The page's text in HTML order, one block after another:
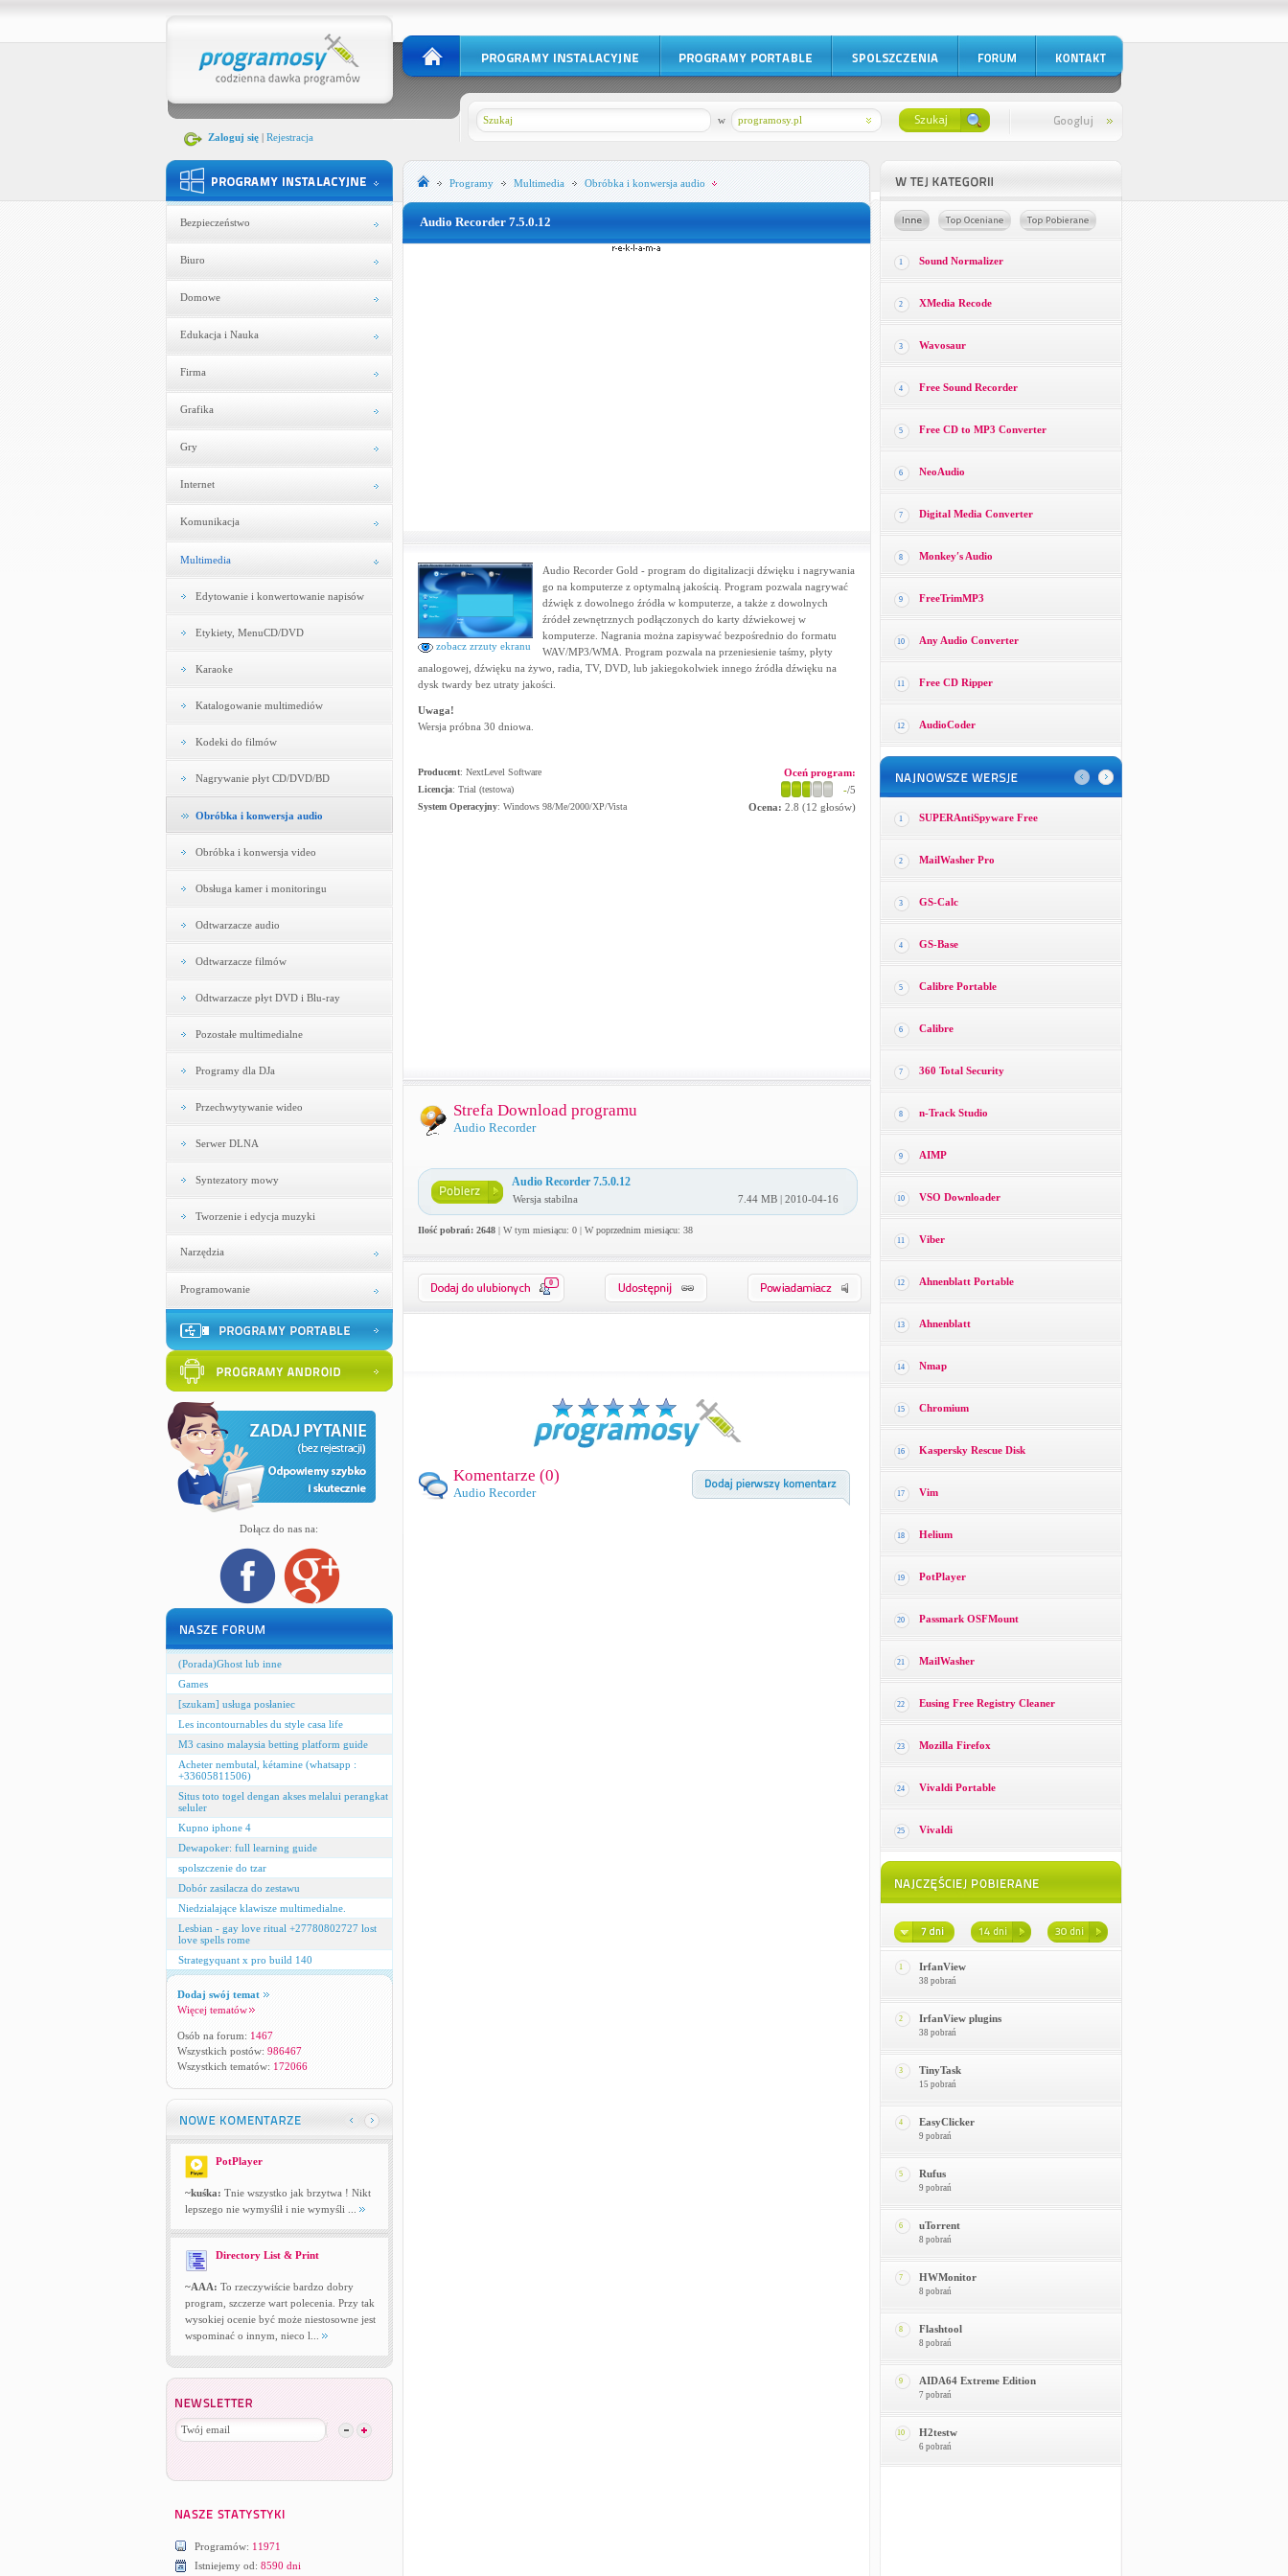
Zaloguj się| Rejestracja
programosy.pl
w
Bezpieczeństwo
Biuro
Domowe
Edukacja i Nauka
Firma
Grafika
Gry
Internet
Komunikacja
Multimedia
Edytowanie i konwertowanie napisów
Etykiety, MenuCD/DVD
Karaoke
Katalogowanie multimediów
Kodeki do filmów
Nagrywanie płyt CD/DVD/BD
Obróbka i konwersja audio
Obróbka i konwersja video
Obsługa kamer i monitoringu
Odtwarzacze audio
Odtwarzacze filmów
Odtwarzacze płyt DVD i Blu-ray
Pozostałe multimedialne
Programy dla DJa
Przechwytywanie wideo
Serwer DLNA
Syntezatory mowy
Tworzenie i edycja muzyki
Narzędzia
Programowanie
Dołącz do nas na:
(Porada)Ghost lub inne
Games
[szukam] usługa posłaniec
Les incontournables du style casa life
M3 casino malaysia betting platform guide
Acheter nembutal, kétamine (whatsapp :
+33605811506)
Situs toto togel dengan akses melalui perangkat
seluler
Kupno iphone 4
Dewapoker: full learning guide
spolszczenie do tzar
Dobór zasilacza do zestawu
Niedzialające klawisze multimedialne.
Lesbian - gay love ritual +27780802727 lost
love spells rome
Strategyquant x pro build 140
Dodaj swój temat
Więcej tematów
Osób na forum: 1467
Wszystkich postów: 986467
Wszystkich tematów: 172066
PotPlayer
~kuśka: Tnie wszystko jak brzytwa ! Nikt
lepszego nie wymyślił i nie wymyśli ...
Directory List & Print
~AAA: To rzeczywiście bardzo dobry
program, szczerze wart polecenia. Przy tak
wysokiej ocenie być może niestosowne jest
wspominać o innym, nieco l...
Programów: 11971
Istniejemy od: 8590 dni
Programy Multimedia Obróbka i konwersja audio
Audio Recorder 7.5.0.12
zobacz zrzuty ekranu
Audio Recorder Gold - program do digitalizacji dźwięku i nagrywania
go na komputerze z optymalną jakością. Program pozwala nagrywać
dźwięk z dowolnego źródła w komputerze, a także z dowolnych
źródeł zewnętrznych podłączonych do karty dźwiekowej w
komputerze. Nagrania można zapisywać bezpośrednio do formatu
WAV/MP3/WMA. Program pozwala na przeniesienie taśmy, płyty
analogowej, dźwięku na żywo, radia, TV, DVD, lub jakiegokolwiek innego źródła dźwięku na
dysk twardy bez utraty jakości.
Uwaga!
Wersja próbna 30 dniowa.
Producent: NextLevel Software
Licencja: Trial (testowa)
System Operacyjny: Windows 98/Me/2000/XP/Vista
Oceń program:
-/5
Ocena: 2.8 (12 głosów)
Strefa Download programu
Audio Recorder
Audio Recorder 7.5.0.12
Wersja stabilna 7.44 MB | 2010-04-16
Ilość pobrań: 2648| W tym miesiącu: 0 | W poprzednim miesiącu: 38
0
Komentarze (0)
Audio Recorder
1 Sound Normalizer
2 XMedia Recode
3 Wavosaur
4 Free Sound Recorder
5 Free CD to MP3 Converter
6 NeoAudio
7 Digital Media Converter
8 Monkey′s Audio
9 FreeTrimMP3
10 Any Audio Converter
11 Free CD Ripper
12 AudioCoder
1 SUPERAntiSpyware Free
2 MailWasher Pro
3 GS-Calc
4 GS-Base
5 Calibre Portable
6 Calibre
7 360 Total Security
8 n-Track Studio
9 AIMP
10 VSO Downloader
11 Viber
12 Ahnenblatt Portable
13 Ahnenblatt
14 Nmap
15 Chromium
16 Kaspersky Rescue Disk
17 Vim
18 Helium
19 PotPlayer
20 Passmark OSFMount
21 MailWasher
22 Eusing Free Registry Cleaner
23 Mozilla Firefox
24 Vivaldi Portable
25 Vivaldi
1 IrfanView
38 pobrań
2 IrfanView plugins
38 pobrań
3 TinyTask
15 pobrań
4 EasyClicker
9 pobrań
5 Rufus
9 pobrań
6 uTorrent
8 pobrań
7 HWMonitor
8 pobrań
8 Flashtool
8 pobrań
9 AIDA64 Extreme Edition
7 pobrań
10 H2testw
6 pobrań